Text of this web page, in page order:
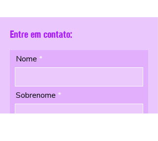
Entre em contato:
Nome
Sobrenome